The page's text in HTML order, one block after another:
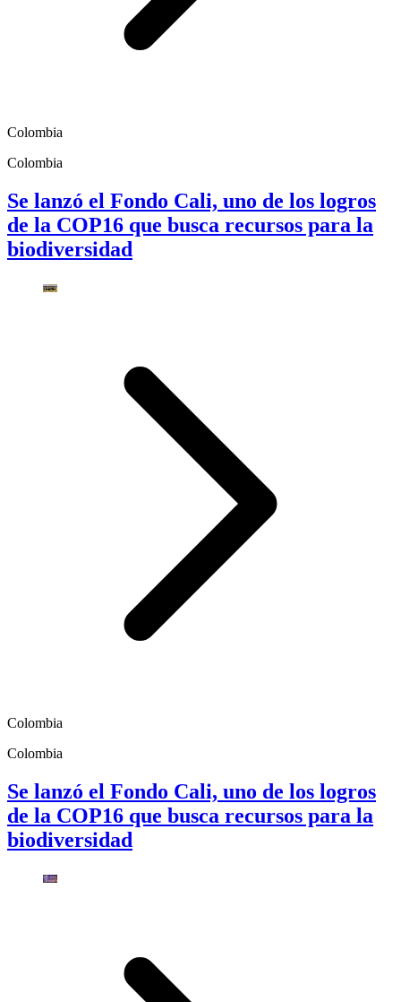
Colombia
Colombia
Se lanzó el Fondo Cali, uno de los logros
de la COP16 que busca recursos para la
biodiversidad
Colombia
Colombia
Se lanzó el Fondo Cali, uno de los logros
de la COP16 que busca recursos para la
biodiversidad